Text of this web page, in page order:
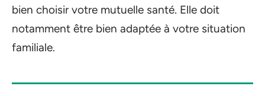
bien choisir votre mutuelle santé. Elle doit
notamment être bien adaptée à votre situation
familiale.